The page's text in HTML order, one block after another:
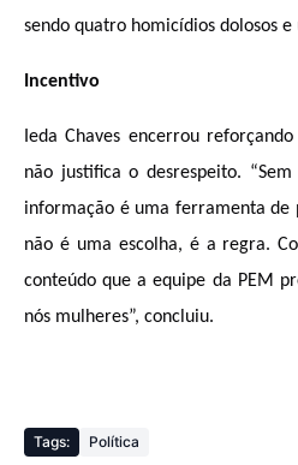
sendo quatro homicídios dolosos
Incentivo
Ieda Chaves encerrou
não justifica o desrespeito.
informação é uma ferramenta de
não é uma escolha, é a regra.
conteúdo que a equipe da PEM
nós mulheres”, concluiu.
Tags: Política